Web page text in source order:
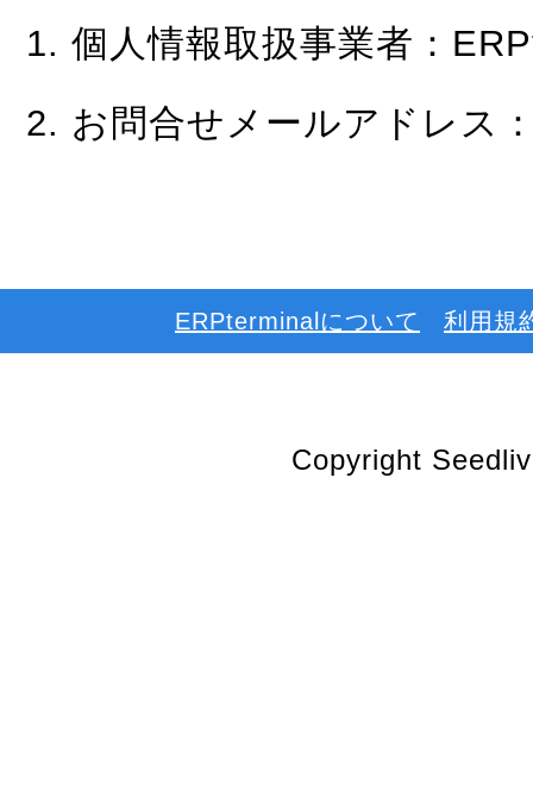
個人情報取扱事業者：
お問合せメールアドレス
ERPterminalについて 利用規
Copyright